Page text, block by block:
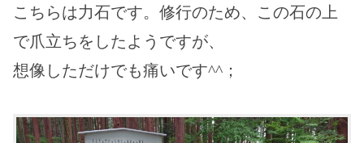
こちらは力石です。修行のため、この石の上
で爪立ちをしたようですが、
想像しただけでも痛いです^^；